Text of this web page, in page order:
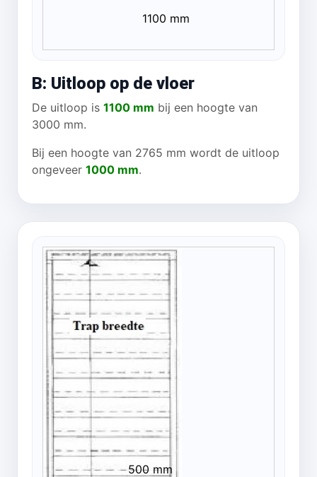
1100 mm
B: Uitloop op de vloer
De uitloop is 1100 mm bij een hoogte van
3000 mm.
Bij een hoogte van 2765 mm wordt de uitloop
ongeveer 1000 mm.
500 mm